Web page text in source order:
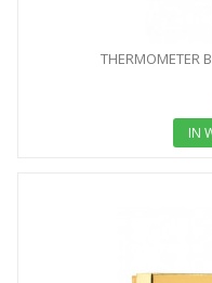
THERMOMETER
IN